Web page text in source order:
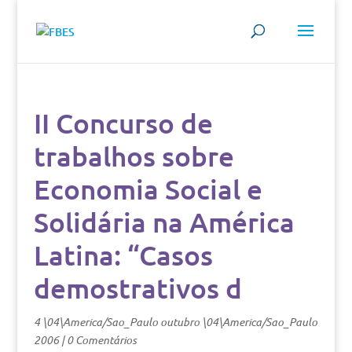
II Concurso de
trabalhos sobre
Economia Social e
Solidária na América
Latina: “Casos
demostrativos d
4 \04\America/Sao_Paulo outubro \04\America/Sao_Paulo
2006|0 Comentários